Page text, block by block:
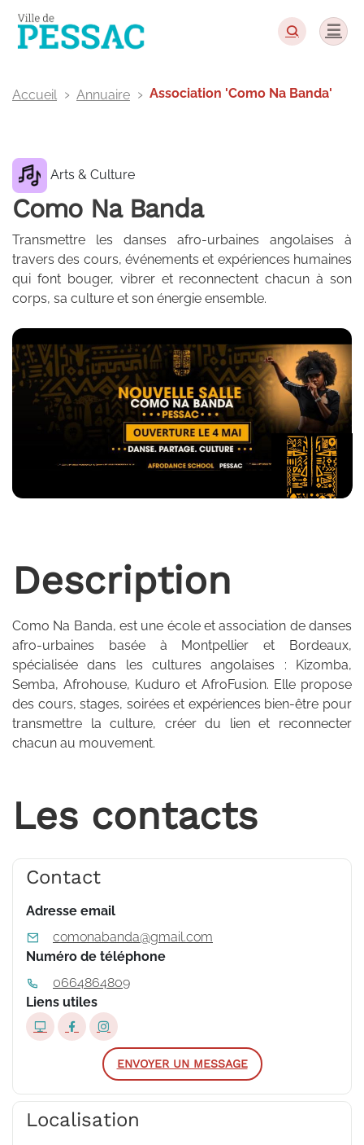
Accueil Annuaire Association 'Como Na Banda'
Arts & Culture
Como Na Banda
Transmettre les danses afro-urbaines angolaises à
travers des cours, événements et expériences humaines
qui font bouger, vibrer et reconnectent chacun à son
corps, sa culture et son énergie ensemble.
Description
Como Na Banda, est une école et association de danses
afro-urbaines basée à Montpellier et Bordeaux,
spécialisée dans les cultures angolaises : Kizomba,
Semba, Afrohouse, Kuduro et AfroFusion. Elle propose
des cours, stages, soirées et expériences bien-être pour
transmettre la culture, créer du lien et reconnecter
chacun au mouvement.
Les contacts
Contact
Adresse email
comonabanda@gmail.com
Numéro de téléphone
0664864809
Liens utiles
ENVOYER UN MESSAGE
Localisation
Panneau de gestion des cookies